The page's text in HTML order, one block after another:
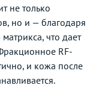
не только
но и — благодаря
что дает
RF-
и кожа после